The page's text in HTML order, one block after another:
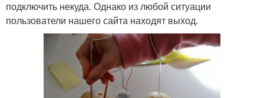
подключить некуда. Однако из любой ситуации
пользователи нашего сайта находят выход.